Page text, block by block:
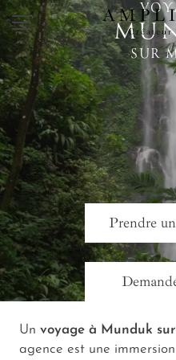
×
SUR
Prendre
Un voyage à Munduk
agence est une